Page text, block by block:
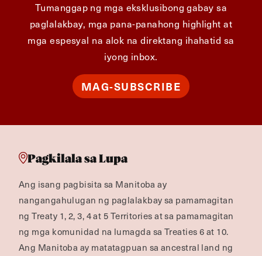
Tumanggap ng mga eksklusibong gabay sa
paglalakbay, mga pana-panahong highlight at
mga espesyal na alok na direktang ihahatid sa
iyong inbox.
MAG-SUBSCRIBE
Pagkilala sa Lupa
Ang isang pagbisita sa Manitoba ay
nangangahulugan ng paglalakbay sa pamamagitan
ng Treaty 1, 2, 3, 4 at 5 Territories at sa pamamagitan
ng mga komunidad na lumagda sa Treaties 6 at 10.
Ang Manitoba ay matatagpuan sa ancestral land ng